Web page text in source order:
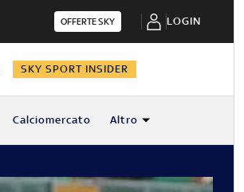
OFFERTE SKY LOGIN
SKY SPORT INSIDER
Calciomercato Altro